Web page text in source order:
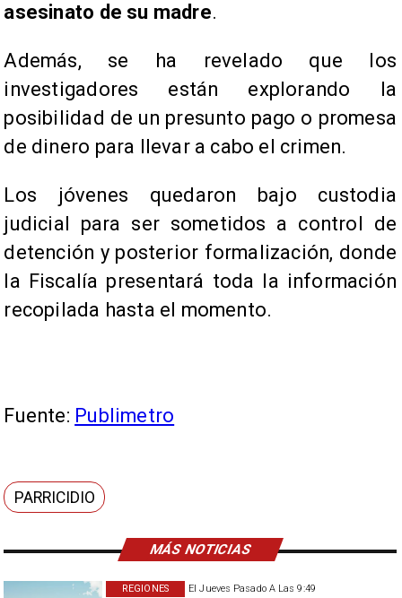
MÁS NOTICIAS
El Jueves Pasado A Las 9:49
REGIONES
asesinato de su madre.
Además, se ha revelado que los
investigadores están explorando la
posibilidad de un presunto pago o promesa
de dinero para llevar a cabo el crimen.
Los jóvenes quedaron bajo custodia
judicial para ser sometidos a control de
detención y posterior formalización, donde
la Fiscalía presentará toda la información
recopilada hasta el momento.
Fuente: Publimetro
PARRICIDIO